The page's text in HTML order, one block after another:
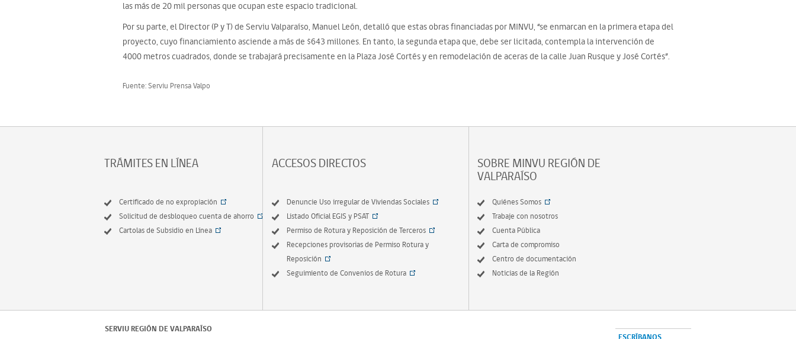
las más de 20 mil personas que ocupan este espacio tradicional.
Por su parte, el Director (P y T) de Serviu Valparaíso, Manuel León, detalló que estas obras financiadas por MINVU, “se enmarcan en la primera etapa del
proyecto, cuyo financiamiento asciende a más de $643 millones. En tanto, la segunda etapa que, debe ser licitada, contempla la intervención de
4000 metros cuadrados, donde se trabajará precisamente en la Plaza José Cortés y en remodelación de aceras de la calle Juan Rusque y José Cortés”.
Fuente: Serviu Prensa Valpo
TRÁMITES EN LÍNEA
Certificado de no expropiación
Solicitud de desbloqueo cuenta de ahorro
Cartolas de Subsidio en Línea
ACCESOS DIRECTOS
Denuncie Uso irregular de Viviendas Sociales
Listado Oficial EGIS y PSAT
Permiso de Rotura y Reposición de Terceros
Recepciones provisorias de Permiso Rotura y
Reposición
Seguimiento de Convenios de Rotura
SOBRE MINVU REGIÓN DE
VALPARAÍSO
Quiénes Somos
Trabaje con nosotros
Cuenta Pública
Carta de compromiso
Centro de documentación
Noticias de la Región
SERVIU REGIÓN DE VALPARAÍSO
ESCRÍBANOS